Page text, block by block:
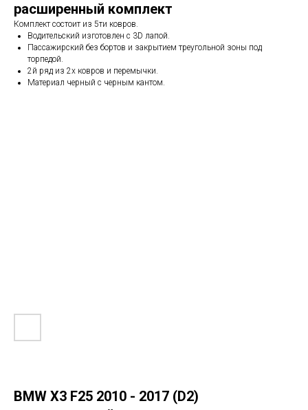
расширенный комплект
Комплект состоит из 5ти ковров.
Водительский изготовлен с 3D лапой.
Пассажирский без бортов и закрытием треугольной зоны под
торпедой.
2й ряд из 2х ковров и перемычки.
Материал черный с черным кантом.
BMW X3 F25 2010 - 2017 (D2)